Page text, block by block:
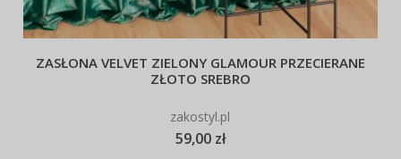
ZASŁONA VELVET ZIELONY GLAMOUR PRZECIERANE
ZŁOTO SREBRO
zakostyl.pl
59,00 zł